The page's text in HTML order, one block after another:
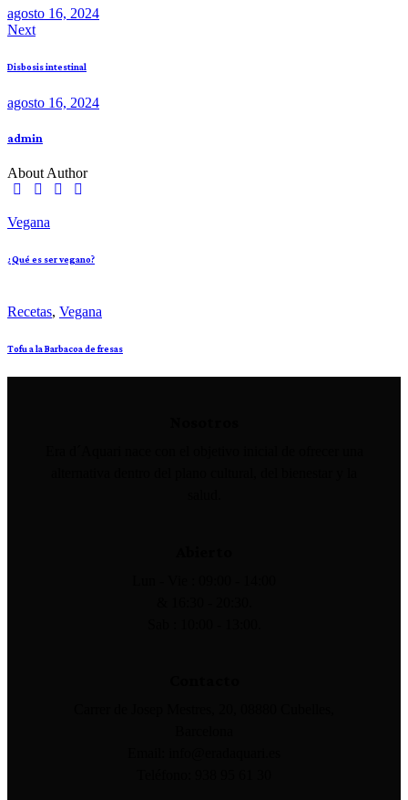
agosto 16, 2024
Next
Disbosis intestinal
agosto 16, 2024
admin
About Author
Vegana
¿Qué es ser vegano?
Recetas, Vegana
Tofu a la Barbacoa de fresas